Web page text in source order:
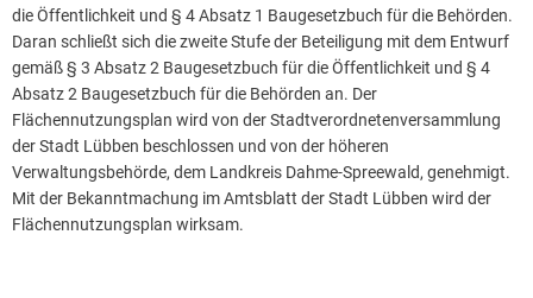
die Öffentlichkeit und § 4 Absatz 1 Baugesetzbuch für die Behörden.
Daran schließt sich die zweite Stufe der Beteiligung mit dem Entwurf
gemäß § 3 Absatz 2 Baugesetzbuch für die Öffentlichkeit und § 4
Absatz 2 Baugesetzbuch für die Behörden an. Der
Flächennutzungsplan wird von der Stadtverordnetenversammlung
der Stadt Lübben beschlossen und von der höheren
Verwaltungsbehörde, dem Landkreis Dahme-Spreewald, genehmigt.
Mit der Bekanntmachung im Amtsblatt der Stadt Lübben wird der
Flächennutzungsplan wirksam.